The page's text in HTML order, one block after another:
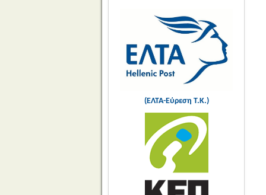
(ΕΛΤΑ-Εύρεση Τ.Κ.)